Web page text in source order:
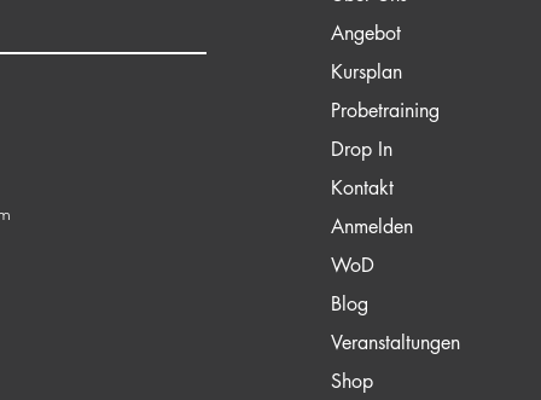
Angebot
Kursplan
Probetraining
Drop In
Kontakt
Anmelden
WoD
Blog
Veranstaltungen
Shop